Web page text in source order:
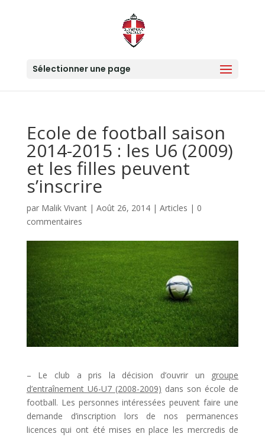
Sélectionner une page
Ecole de football saison
2014-2015 : les U6 (2009)
et les filles peuvent
s’inscrire
par Malik Vivant| Août 26, 2014| Articles | 0
commentaires
– Le club a pris la décision d’ouvrir un groupe
d’entraînement U6-U7 (2008-2009) dans son école de
football. Les personnes intéressées peuvent faire une
demande d’inscription lors de nos permanences
licences qui ont été mises en place les mercredis de